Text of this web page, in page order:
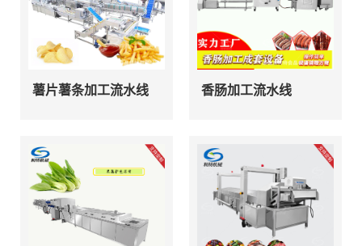
薯片薯条加工流水线 香肠加工流水线